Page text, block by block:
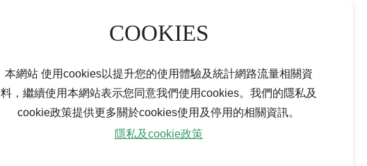
本網站 使用cookies以提升您的使用體驗及統計網路流量相關資
料，繼續使用本網站表示您同意我們使用cookies。我們的隱私及
cookie政策提供更多關於cookies使用及停用的相關資訊。
隱私及cookie政策